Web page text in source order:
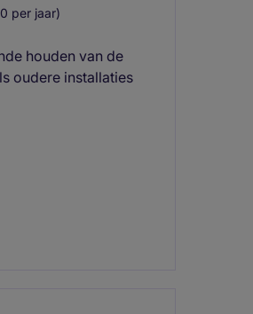
per jaar)
houden van de
oudere installaties